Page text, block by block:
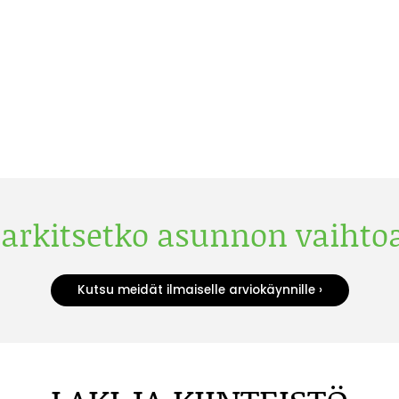
asunnon
Kutsu meidät ilmaiselle arviokäynnille ›